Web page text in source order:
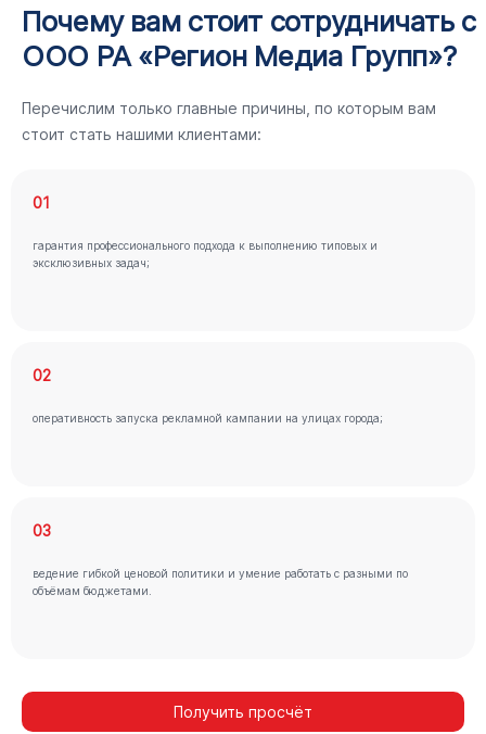
Почему вам стоит сотрудничать с
ООО РА «Регион Медиа Групп»?
Перечислим только главные причины, по которым вам
стоит стать нашими клиентами:
01
гарантия профессионального подхода к выполнению типовых и
эксклюзивных задач;
02
оперативность запуска рекламной кампании на улицах города;
03
ведение гибкой ценовой политики и умение работать с разными по
объёмам бюджетами.
Получить просчёт